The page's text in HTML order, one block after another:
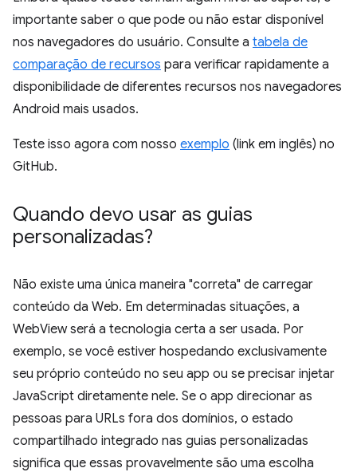
importante saber o que pode ou não estar disponível
nos navegadores do usuário. Consulte a tabela de
comparação de recursos para verificar rapidamente a
disponibilidade de diferentes recursos nos navegadores
Android mais usados.
Teste isso agora com nosso exemplo (link em inglês) no
GitHub.
Quando devo usar as guias
personalizadas?
Não existe uma única maneira "correta" de carregar
conteúdo da Web. Em determinadas situações, a
WebView será a tecnologia certa a ser usada. Por
exemplo, se você estiver hospedando exclusivamente
seu próprio conteúdo no seu app ou se precisar injetar
JavaScript diretamente nele. Se o app direcionar as
pessoas para URLs fora dos domínios, o estado
compartilhado integrado nas guias personalizadas
significa que essas provavelmente são uma escolha